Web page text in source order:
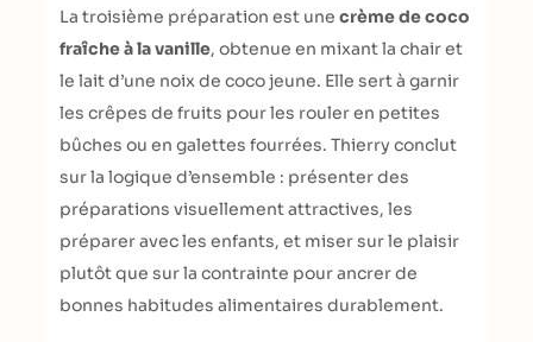
La troisième préparation est une crème de coco
fraîche à la vanille, obtenue en mixant la chair et
le lait d’une noix de coco jeune. Elle sert à garnir
les crêpes de fruits pour les rouler en petites
bûches ou en galettes fourrées. Thierry conclut
sur la logique d’ensemble : présenter des
préparations visuellement attractives, les
préparer avec les enfants, et miser sur le plaisir
plutôt que sur la contrainte pour ancrer de
bonnes habitudes alimentaires durablement.